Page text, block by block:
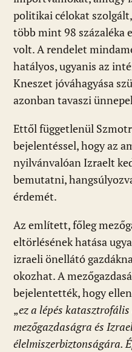
politikai célokat
több mint 98 százaléka
volt. A rendelet
hatályos, ugyanis az
Kneszet jóváhagyása
azonban tavaszi
Ettől függetlenül
bejelentéssel, hogy az
nyilvánvalóan Izraelt
bemutatni,
érdemét.
Az említett, főleg
eltörlésének hatása
izraeli önellátó
okozhat. A
bejelentették, hogy
„ez a lépés
mezőgazdaságra és
élelmiszerbiztonságára.